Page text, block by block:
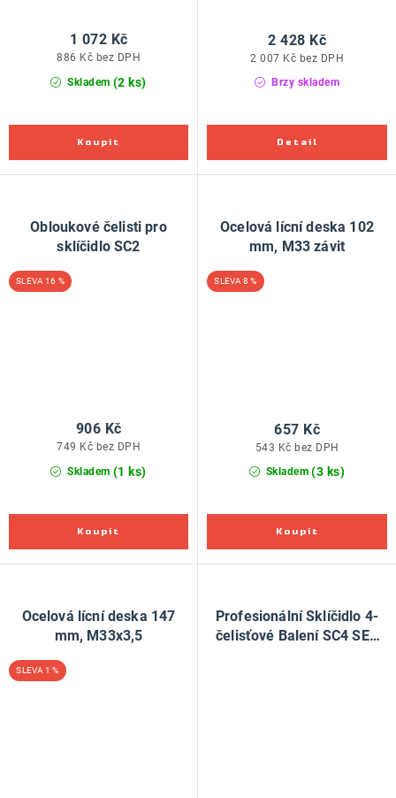
Skladem (2 ks)
886 Kč bez DPH
1 072 Kč
Brzy skladem
2 007 Kč bez DPH
2 428 Kč
Obloukové čelisti pro
sklíčidlo SC2
16 %
Skladem (1 ks)
749 Kč bez DPH
906 Kč
Ocelová lícní deska 102
mm, M33 závit
8 %
Skladem (3 ks)
543 Kč bez DPH
657 Kč
Ocelová lícní deska 147
mm, M33x3,5
1 %
Profesionální Sklíčidlo 4-
čelisťové Balení SC4 SET